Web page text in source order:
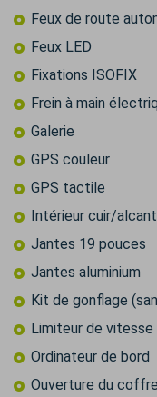
Feux de route
Feux LED
Fixations ISOFIX
Frein à main
Galerie
GPS couleur
GPS tactile
Intérieur cuir/
Jantes 19 pouces
Jantes aluminium
Kit de gonflage
Limiteur de vitesse
Ordinateur de bord
Ouverture du